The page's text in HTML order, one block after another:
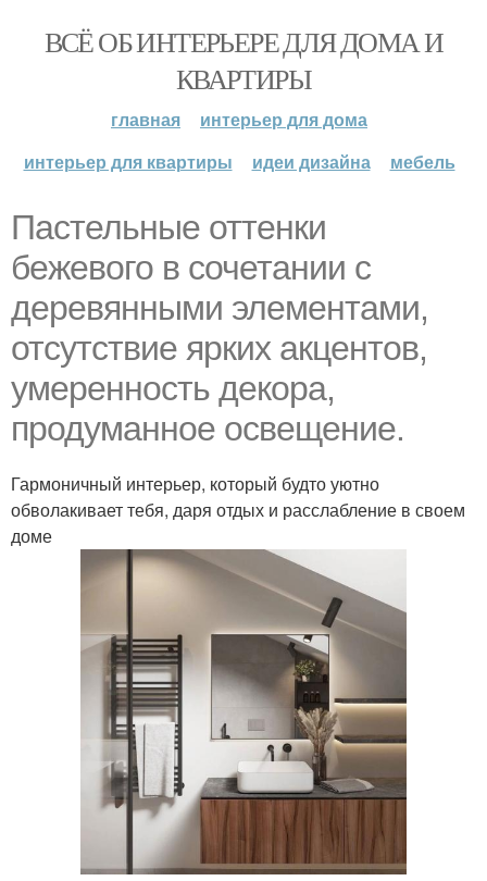
ВСЁ ОБ ИНТЕРЬЕРЕ ДЛЯ ДОМА И
КВАРТИРЫ
главная
интерьер для дома
интерьер для квартиры
идеи дизайна мебель
Пастельные оттенки
бежевого в сочетании с
деревянными элементами,
отсутствие ярких акцентов,
умеренность декора,
продуманное освещение.
Гармоничный интерьер, который будто уютно
обволакивает тебя, даря отдых и расслабление в своем
доме